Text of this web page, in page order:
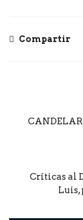
Compartir
Críticas al
Luis,